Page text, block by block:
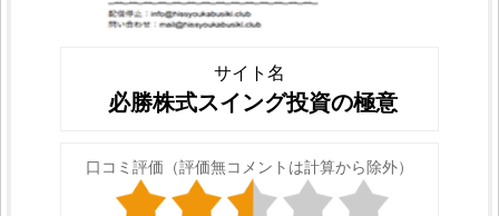
サイト名
必勝株式スイング投資の極意
口コミ評価（評価無コメントは計算から除外）